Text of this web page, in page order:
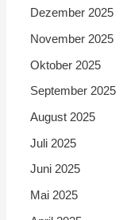
Dezember 2025
November 2025
Oktober 2025
September 2025
August 2025
Juli 2025
Juni 2025
Mai 2025